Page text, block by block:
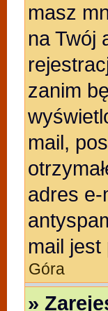
masz
na Twój
zanim
mail,
adres e-
mail jest
Góra
»